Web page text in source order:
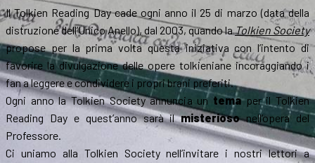
Il Tolkien Reading Day cade ogni anno il 25 di marzo (data della
distruzione dell’Unico Anello), dal 2003, quando laTolkien Society
propose per la prima volta questa iniziativa con l’intento di
favorire la divulgazione delle opere tolkieniane incoraggiando i
fan a leggere e condividere i propri brani preferiti.
Ogni anno la Tolkien Society annuncia un temaper il Tolkien
Reading Day e quest’anno sarà ilmisteriosonell’opera del
Professore.
Ci uniamo alla Tolkien Society nell’invitare i nostri lettori a